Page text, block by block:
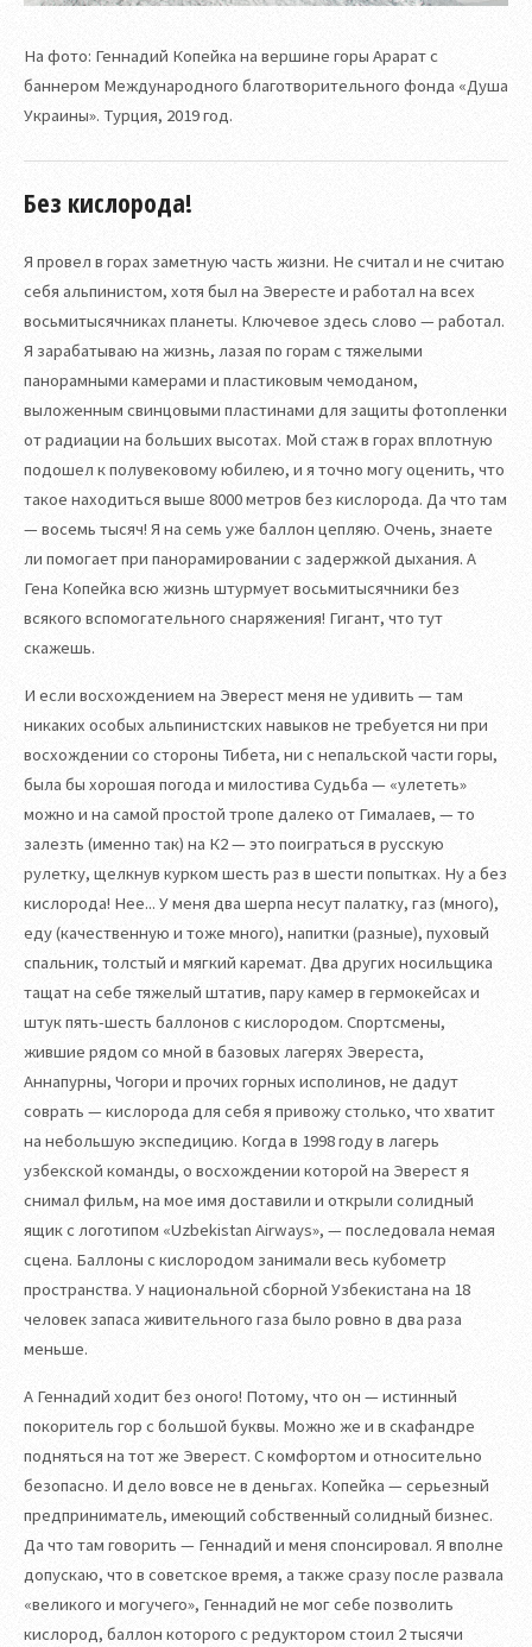
На фото: Геннадий Копейка на вершине горы Арарат с
баннером Международного благотворительного фонда «Душа
Украины». Турция, 2019 год.
Без кислорода!
Я провел в горах заметную часть жизни. Не считал и не считаю
себя альпинистом, хотя был на Эвересте и работал на всех
восьмитысячниках планеты. Ключевое здесь слово — работал.
Я зарабатываю на жизнь, лазая по горам с тяжелыми
панорамными камерами и пластиковым чемоданом,
выложенным свинцовыми пластинами для защиты фотопленки
от радиации на больших высотах. Мой стаж в горах вплотную
подошел к полувековому юбилею, и я точно могу оценить, что
такое находиться выше 8000 метров без кислорода. Да что там
— восемь тысяч! Я на семь уже баллон цепляю. Очень, знаете
ли помогает при панорамировании с задержкой дыхания. А
Гена Копейка всю жизнь штурмует восьмитысячники без
всякого вспомогательного снаряжения! Гигант, что тут
скажешь.
И если восхождением на Эверест меня не удивить — там
никаких особых альпинистских навыков не требуется ни при
восхождении со стороны Тибета, ни с непальской части горы,
была бы хорошая погода и милостива Судьба — «улететь»
можно и на самой простой тропе далеко от Гималаев, — то
залезть (именно так) на К2 — это поиграться в русскую
рулетку, щелкнув курком шесть раз в шести попытках. Ну а без
кислорода! Нее... У меня два шерпа несут палатку, газ (много),
еду (качественную и тоже много), напитки (разные), пуховый
спальник, толстый и мягкий каремат. Два других носильщика
тащат на себе тяжелый штатив, пару камер в гермокейсах и
штук пять-шесть баллонов с кислородом. Спортсмены,
жившие рядом со мной в базовых лагерях Эвереста,
Аннапурны, Чогори и прочих горных исполинов, не дадут
соврать — кислорода для себя я привожу столько, что хватит
на небольшую экспедицию. Когда в 1998 году в лагерь
узбекской команды, о восхождении которой на Эверест я
снимал фильм, на мое имя доставили и открыли солидный
ящик с логотипом «Uzbekistan Airways», — последовала немая
сцена. Баллоны с кислородом занимали весь кубометр
пространства. У национальной сборной Узбекистана на 18
человек запаса живительного газа было ровно в два раза
меньше.
А Геннадий ходит без оного! Потому, что он — истинный
покоритель гор с большой буквы. Можно же и в скафандре
подняться на тот же Эверест. С комфортом и относительно
безопасно. И дело вовсе не в деньгах. Копейка — серьезный
предприниматель, имеющий собственный солидный бизнес.
Да что там говорить — Геннадий и меня спонсировал. Я вполне
допускаю, что в советское время, а также сразу после развала
«великого и могучего», Геннадий не мог себе позволить
кислород, баллон которого с редуктором стоил 2 тысячи